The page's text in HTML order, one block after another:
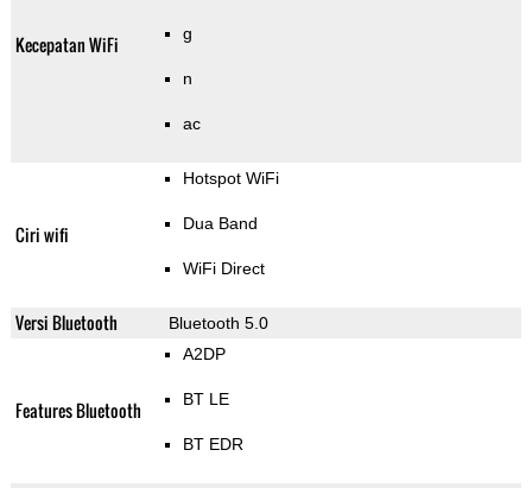
Kecepatan WiFi g
n
ac
Ciri wifi
Hotspot WiFi
Dua Band
WiFi Direct
Versi Bluetooth Bluetooth 5.0
Features Bluetooth
A2DP
BT LE
BT EDR